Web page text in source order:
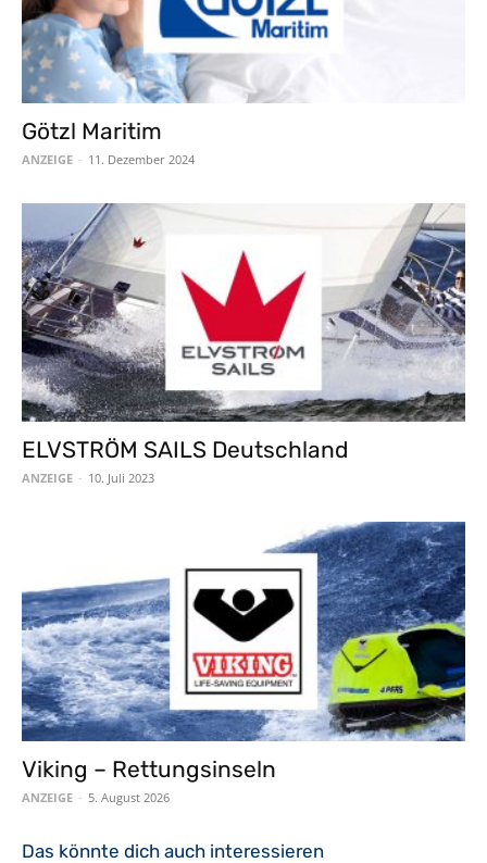
Götzl Maritim
ANZEIGE - 11. Dezember 2024
ELVSTRÖM SAILS Deutschland
ANZEIGE - 10. Juli 2023
Viking – Rettungsinseln
ANZEIGE - 5. August 2026
Das könnte dich auch interessieren